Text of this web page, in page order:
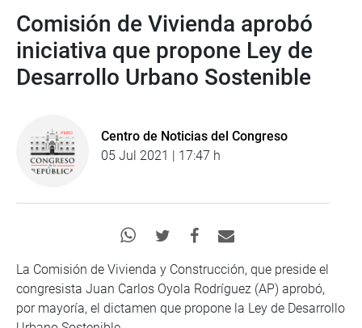
Comisión de Vivienda aprobó
iniciativa que propone Ley de
Desarrollo Urbano Sostenible
Centro de Noticias del Congreso
05 Jul 2021 | 17:47 h
La Comisión de Vivienda y Construcción, que preside el
congresista Juan Carlos Oyola Rodríguez (AP) aprobó,
por mayoría, el dictamen que propone la Ley de Desarrollo